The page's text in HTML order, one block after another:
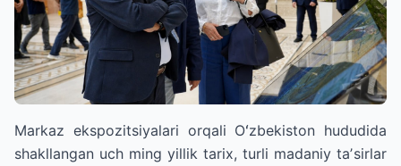
Markaz ekspozitsiyalari orqali Oʻzbekiston hududida
shakllangan uch ming yillik tarix, turli madaniy taʼsirlar